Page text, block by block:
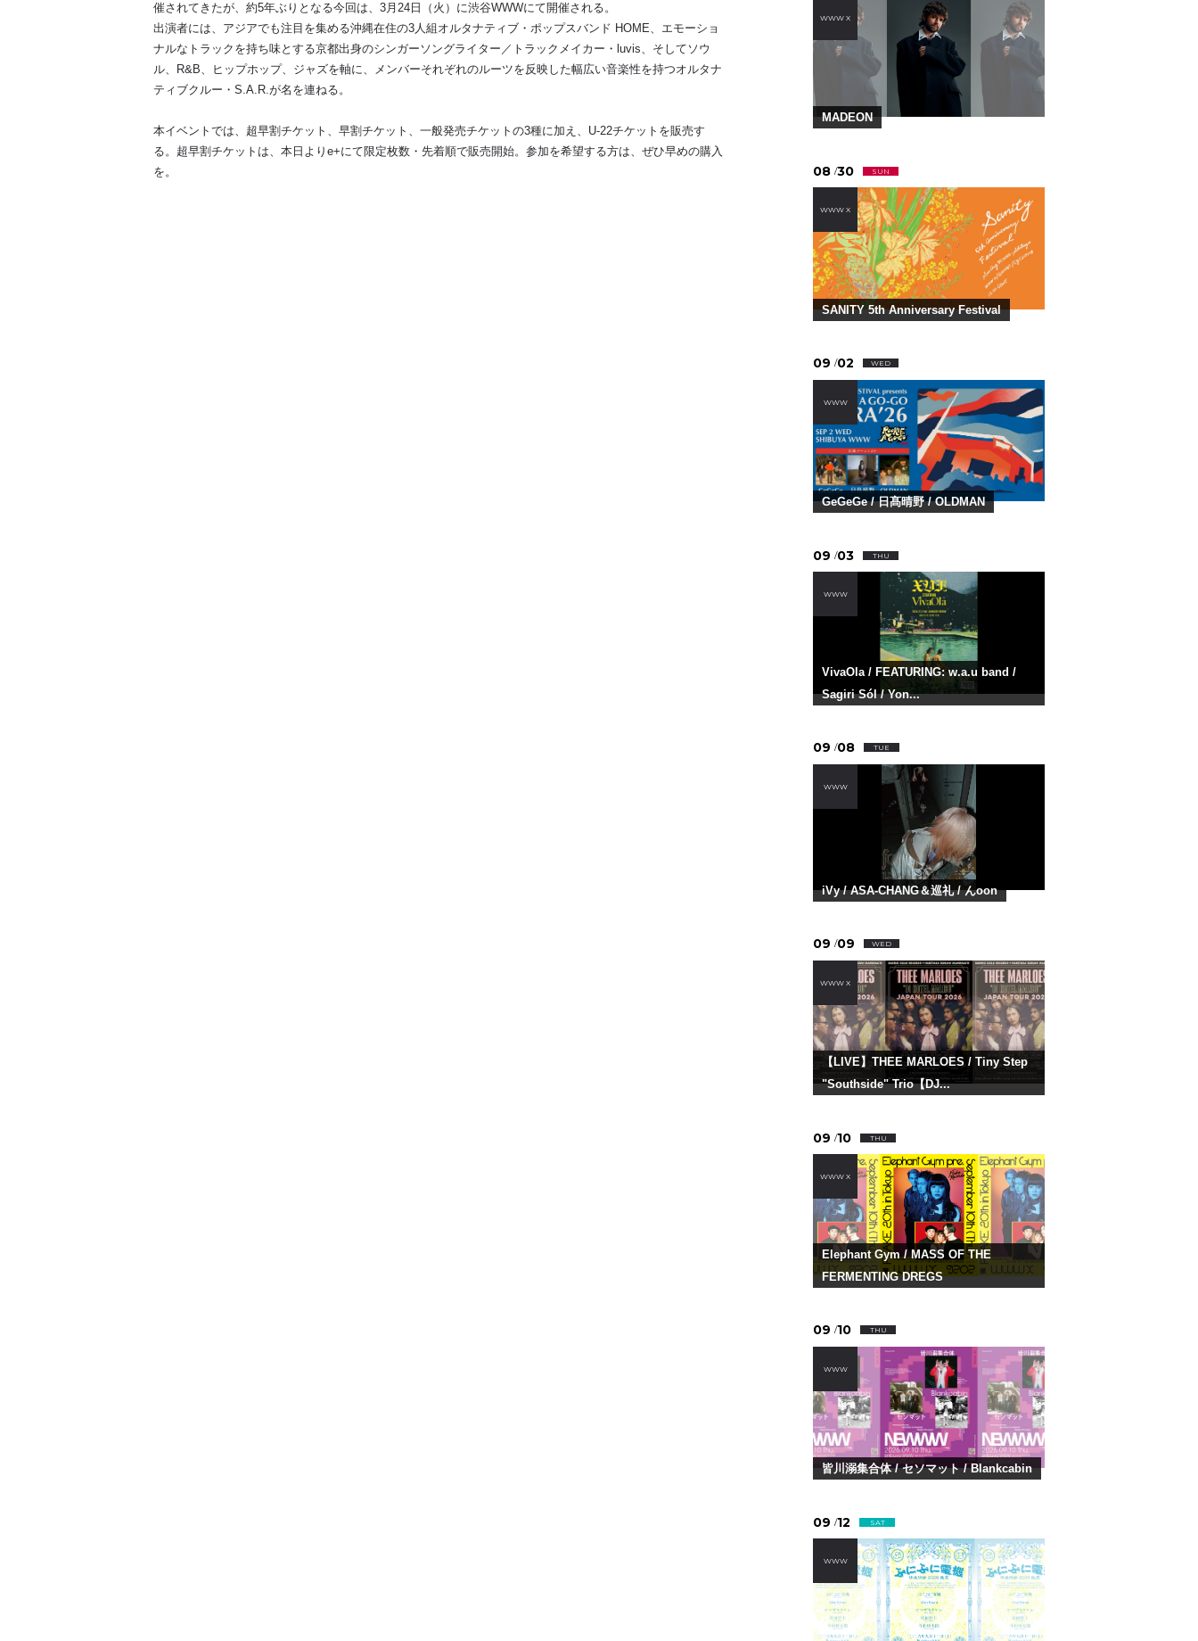
催されてきたが、約5年ぶりとなる今回は、3月24日（火）に渋谷WWWにて開催される。
出演者には、アジアでも注目を集める沖縄在住の3人組オルタナティブ・ポップスバンド HOME、エモーショ
ナルなトラックを持ち味とする京都出身のシンガーソングライター／トラックメイカー・luvis、そしてソウ
ル、R&B、ヒップホップ、ジャズを軸に、メンバーそれぞれのルーツを反映した幅広い音楽性を持つオルタナ
ティブクルー・S.A.R.が名を連ねる。
本イベントでは、超早割チケット、早割チケット、一般発売チケットの3種に加え、U-22チケットを販売す
る。超早割チケットは、本日よりe+にて限定枚数・先着順で販売開始。参加を希望する方は、ぜひ早めの購入
を。
WWW X
MADEON
08 /30 SUN
WWW X
SANITY 5th Anniversary Festival
09 /02 WED
WWW
GeGeGe / 日髙晴野 / OLDMAN
09 /03 THU
WWW
VivaOla / FEATURING: w.a.u band /
Sagiri Sól / Yon...
09 /08 TUE
WWW
iVy / ASA-CHANG＆巡礼 / んoon
09 /09 WED
WWW X
【LIVE】THEE MARLOES / Tiny Step
"Southside" Trio【DJ...
09 /10 THU
WWW X
Elephant Gym / MASS OF THE
FERMENTING DREGS
09 /10 THU
WWW
皆川溺集合体 / セソマット / Blankcabin
09 /12 SAT
WWW